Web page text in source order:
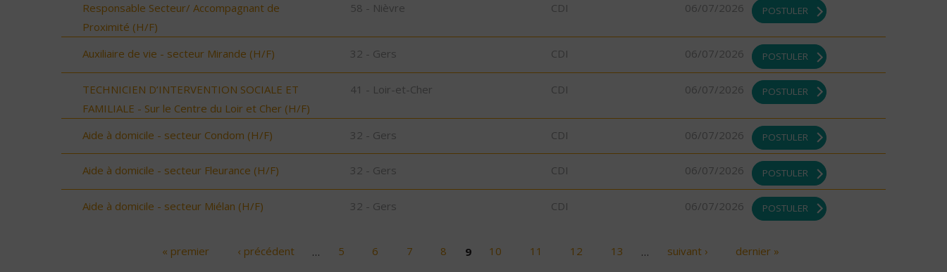
Responsable Secteur/ Accompagnant de
Proximité (H/F)
58 - Nièvre CDI 06/07/2026 POSTULER
Auxiliaire de vie - secteur Mirande (H/F) 32 - Gers CDI 06/07/2026 POSTULER
TECHNICIEN D’INTERVENTION SOCIALE ET
FAMILIALE - Sur le Centre du Loir et Cher (H/F)
41 - Loir-et-Cher CDI 06/07/2026 POSTULER
Aide à domicile - secteur Condom (H/F) 32 - Gers CDI 06/07/2026 POSTULER
Aide à domicile - secteur Fleurance (H/F) 32 - Gers CDI 06/07/2026 POSTULER
Aide à domicile - secteur Miélan (H/F) 32 - Gers CDI 06/07/2026 POSTULER
« premier ‹ précédent … 5 6 7 8 9 10 11 12 13 … suivant › dernier »